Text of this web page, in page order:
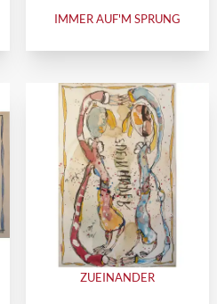
IMMER AUF'M SPRUNG
ZUEINANDER